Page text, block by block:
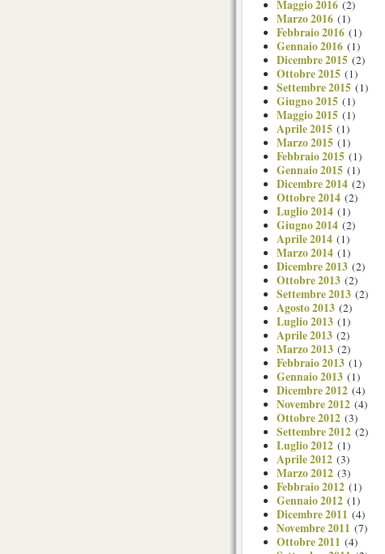
Maggio 2016 (2)
Marzo 2016 (1)
Febbraio 2016 (1)
Gennaio 2016 (1)
Dicembre 2015 (2)
Ottobre 2015 (1)
Settembre 2015 (1)
Giugno 2015 (1)
Maggio 2015 (1)
Aprile 2015 (1)
Marzo 2015 (1)
Febbraio 2015 (1)
Gennaio 2015 (1)
Dicembre 2014 (2)
Ottobre 2014 (2)
Luglio 2014 (1)
Giugno 2014 (2)
Aprile 2014 (1)
Marzo 2014 (1)
Dicembre 2013 (2)
Ottobre 2013 (2)
Settembre 2013 (2)
Agosto 2013 (2)
Luglio 2013 (1)
Aprile 2013 (2)
Marzo 2013 (2)
Febbraio 2013 (1)
Gennaio 2013 (1)
Dicembre 2012 (4)
Novembre 2012 (4)
Ottobre 2012 (3)
Settembre 2012 (2)
Luglio 2012 (1)
Aprile 2012 (3)
Marzo 2012 (3)
Febbraio 2012 (1)
Gennaio 2012 (1)
Dicembre 2011 (4)
Novembre 2011 (7)
Ottobre 2011 (4)